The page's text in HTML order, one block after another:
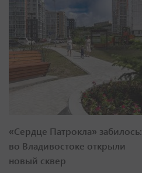
«Сердце Патрокла» забилось:
во Владивостоке открыли
новый сквер